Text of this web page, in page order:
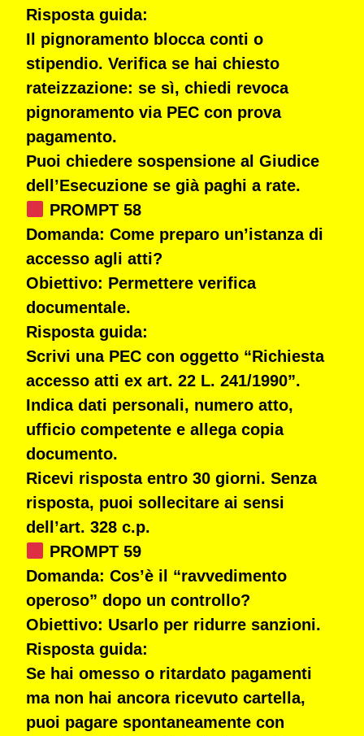
Risposta guida:
Il pignoramento blocca conti o
stipendio. Verifica se hai chiesto
rateizzazione: se sì, chiedi revoca
pignoramento via PEC con prova
pagamento.
Puoi chiedere sospensione al Giudice
dell’Esecuzione se già paghi a rate.
PROMPT 58
Domanda: Come preparo un’istanza di
accesso agli atti?
Obiettivo: Permettere verifica
documentale.
Risposta guida:
Scrivi una PEC con oggetto “Richiesta
accesso atti ex art. 22 L. 241/1990”.
Indica dati personali, numero atto,
ufficio competente e allega copia
documento.
Ricevi risposta entro 30 giorni. Senza
risposta, puoi sollecitare ai sensi
dell’art. 328 c.p.
PROMPT 59
Domanda: Cos’è il “ravvedimento
operoso” dopo un controllo?
Obiettivo: Usarlo per ridurre sanzioni.
Risposta guida:
Se hai omesso o ritardato pagamenti
ma non hai ancora ricevuto cartella,
puoi pagare spontaneamente con